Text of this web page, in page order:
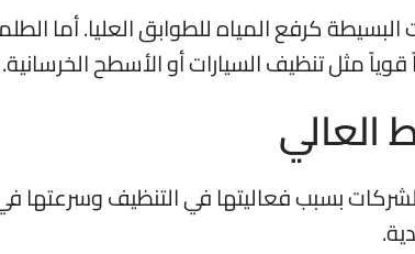
كرفع المياه للطوابق العليا. أما
مثل تنظيف السيارات أو الأسطح الخرسانية.
بسبب فعاليتها في التنظيف وسرعتها في